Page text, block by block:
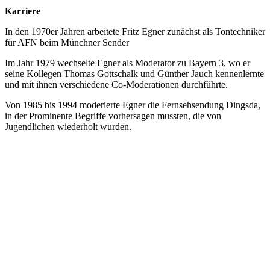
Karriere
In den 1970er Jahren arbeitete Fritz Egner zunächst als Tontechniker
für AFN beim Münchner Sender
Im Jahr 1979 wechselte Egner als Moderator zu Bayern 3, wo er
seine Kollegen Thomas Gottschalk und Günther Jauch kennenlernte
und mit ihnen verschiedene Co-Moderationen durchführte.
Von 1985 bis 1994 moderierte Egner die Fernsehsendung Dingsda,
in der Prominente Begriffe vorhersagen mussten, die von
Jugendlichen wiederholt wurden.